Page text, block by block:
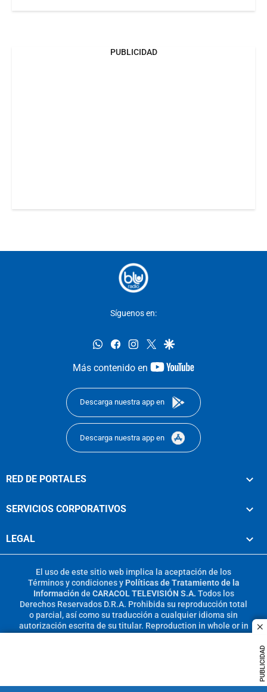
PUBLICIDAD
PUBLICIDAD
Síguenos en:
whatsappfacebookinstagram
twittergoogle
Más contenido en
youtube-
Descarga nuestra app en
Descarga nuestra app en
RED DE PORTALES
SERVICIOS CORPORATIVOS
LEGAL
El uso de este sitio web implica la aceptación de los
Términos y condicionesy Políticas de Tratamiento de la
Información de CARACOL TELEVISIÓN S.A. Todos los
Derechos Reservados D.R.A. Prohibida su reproducción total
o parcial, así como su traducción a cualquier idioma sin
autorización escrita de su titular. Reproduction in whole or in